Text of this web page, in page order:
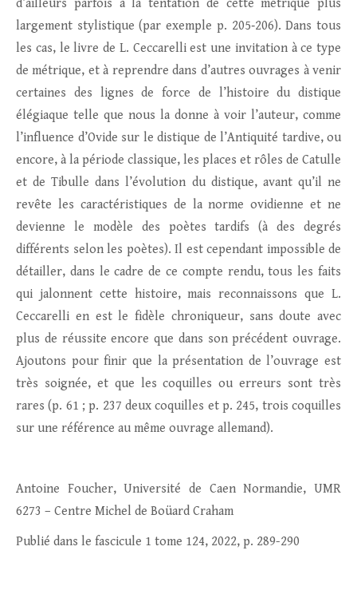
d’ailleurs parfois à la tentation de cette métrique plus
largement stylistique (par exemple p. 205‑206). Dans tous
les cas, le livre de L. Ceccarelli est une invitation à ce type
de métrique, et à reprendre dans d’autres ouvrages à venir
certaines des lignes de force de l’histoire du distique
élégiaque telle que nous la donne à voir l’auteur, comme
l’influence d’Ovide sur le distique de l’Antiquité tardive, ou
encore, à la période classique, les places et rôles de Catulle
et de Tibulle dans l’évolution du distique, avant qu’il ne
revête les caractéristiques de la norme ovidienne et ne
devienne le modèle des poètes tardifs (à des degrés
différents selon les poètes). Il est cependant impossible de
détailler, dans le cadre de ce compte rendu, tous les faits
qui jalonnent cette histoire, mais reconnaissons que L.
Ceccarelli en est le fidèle chroniqueur, sans doute avec
plus de réussite encore que dans son précédent ouvrage.
Ajoutons pour finir que la présentation de l’ouvrage est
très soignée, et que les coquilles ou erreurs sont très
rares (p. 61 ; p. 237 deux coquilles et p. 245, trois coquilles
sur une référence au même ouvrage allemand).
Antoine Foucher, Université de Caen Normandie, UMR
6273 – Centre Michel de Boüard Craham
Publié dans le fascicule 1 tome 124, 2022, p. 289-290